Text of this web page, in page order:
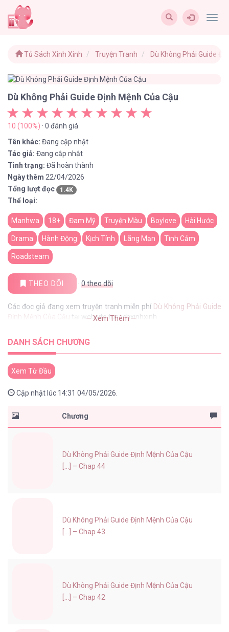
Tủ Sách Xinh Xinh Truyện Tranh Dù Không Phải Guide
Dù Không Phải Guide Định Mệnh Của Cậu
10 (100%) · 0 đánh giá
Tên khác: Đang cập nhật
Tác giả: Đang cập nhật
Tình trạng: Đã hoàn thành
Ngày thêm 22/04/2026
Tổng lượt đọc
1.4K
Thể loại:
Manhwa 18+ Đam Mỹ Truyện Màu Boylove Hài Hước
Drama Hành Động Kịch Tính Lãng Mạn Tình Cảm
Roadsteam
THEO DÕI · 0theo dõi
Các đọc giả đang xem truyện tranh miễn phí Dù Không Phải Guide
Định Mệnh Của Cậu
tại website tusachxinhxinh
— Xem Thêm —
DANH SÁCH CHƯƠNG
Xem Từ Đầu
Cập nhật lúc 14:31 04/05/2026.
Chương
Dù Không Phải Guide Định Mệnh Của Cậu
[...] – Chap 44
Dù Không Phải Guide Định Mệnh Của Cậu
[...] – Chap 43
Dù Không Phải Guide Định Mệnh Của Cậu
[...] – Chap 42